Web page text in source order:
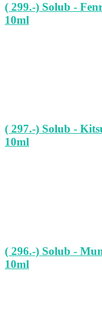
( 299.-) Solub -
10ml
( 297.-) Solub -
10ml
( 296.-) Solub -
10ml